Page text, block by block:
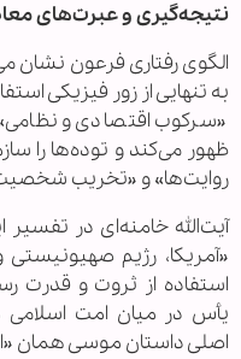
نتیجه‌گیری و عبرت‌های
الگوی رفتاری فرعون
به تنهایی از زور فیزیکی
«سرکوب اقتصادی و
ظهور می‌کند و توده‌ها را
روایت‌ها» و «تخریب
آیت‌الله خامنه‌ای در
«آمریکا، رژیم
استفاده از ثروت و قدرت
یأس در میان امت
اصلی داستان موسی همان